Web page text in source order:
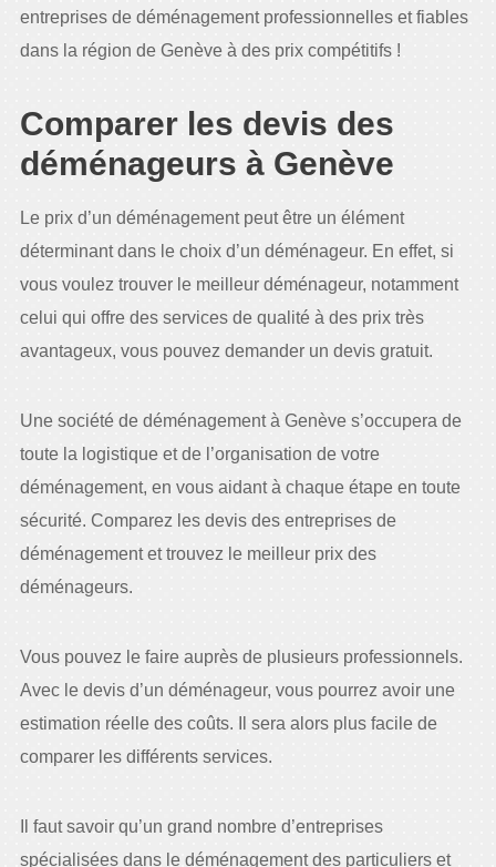
entreprises de déménagement professionnelles et fiables
dans la région de Genève à des prix compétitifs !
Comparer les devis des
déménageurs à Genève
Le prix d’un déménagement peut être un élément
déterminant dans le choix d’un déménageur. En effet, si
vous voulez trouver le meilleur déménageur, notamment
celui qui offre des services de qualité à des prix très
avantageux, vous pouvez demander un devis gratuit.
Une société de déménagement à Genève s’occupera de
toute la logistique et de l’organisation de votre
déménagement, en vous aidant à chaque étape en toute
sécurité. Comparez les devis des entreprises de
déménagement et trouvez le meilleur prix des
déménageurs.
Vous pouvez le faire auprès de plusieurs professionnels.
Avec le devis d’un déménageur, vous pourrez avoir une
estimation réelle des coûts. Il sera alors plus facile de
comparer les différents services.
Il faut savoir qu’un grand nombre d’entreprises
spécialisées dans le déménagement des particuliers et